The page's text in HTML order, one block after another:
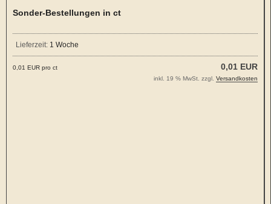
Sonder-Bestellungen in ct
Lieferzeit: 1 Woche
0,01 EUR
0,01 EUR pro ct
inkl. 19 % MwSt. zzgl. Versandkosten